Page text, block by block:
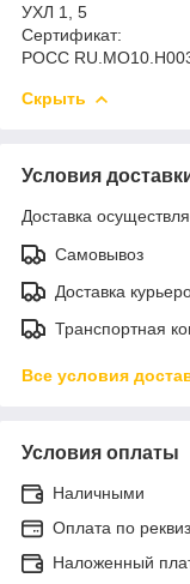
УХЛ 1, 5
Сертификат:
РОСС
Скрыть
Условия
Доставка
Самовывоз
Доставка
Транспортная
Все условия
Условия оплаты
Наличными
Оплата по
Наложенный